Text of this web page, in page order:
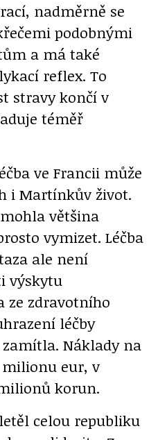
nadměrně se
podobnými
a má také
reflex. To
stravy končí v
téměř
ve Francii může
i Martínkův život.
většina
vymizet. Léčba
ale není
výskytu
ze zdravotního
léčby
Náklady na
milionu eur, v
korun.
celou republiku